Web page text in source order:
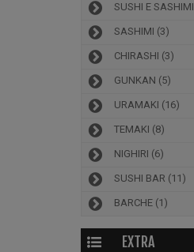
SUSHI E SASHIMI
SASHIMI (3)
CHIRASHI (3)
GUNKAN (5)
URAMAKI (16)
TEMAKI (8)
NIGHIRI (6)
SUSHI BAR (11)
BARCHE (1)
EXTRA